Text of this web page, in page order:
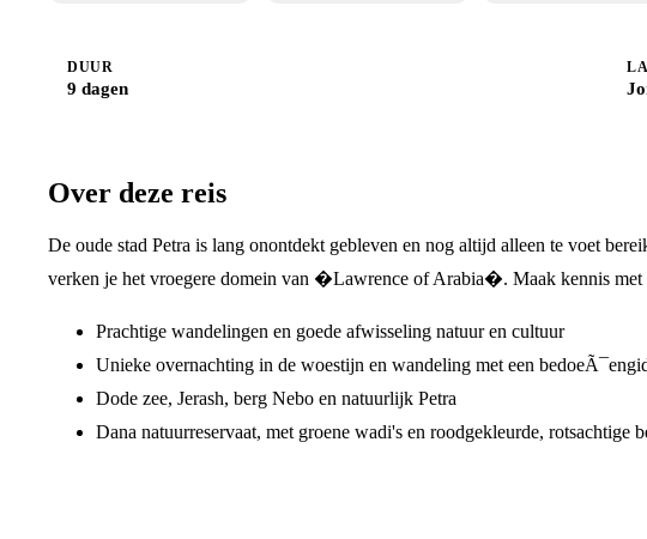
DUUR
9 dagen
Over deze reis
De oude stad Petra is lang onontdekt gebleven en nog altijd alleen te voet
verken je het vroegere domein van �Lawrence of Arabia�. Maak kennis met
Prachtige wandelingen en goede afwisseling natuur en cultuur
Unieke overnachting in de woestijn en wandeling met een
Dode zee, Jerash, berg Nebo en natuurlijk Petra
Dana natuurreservaat, met groene wadi's en roodgekleurde, rotsachtige